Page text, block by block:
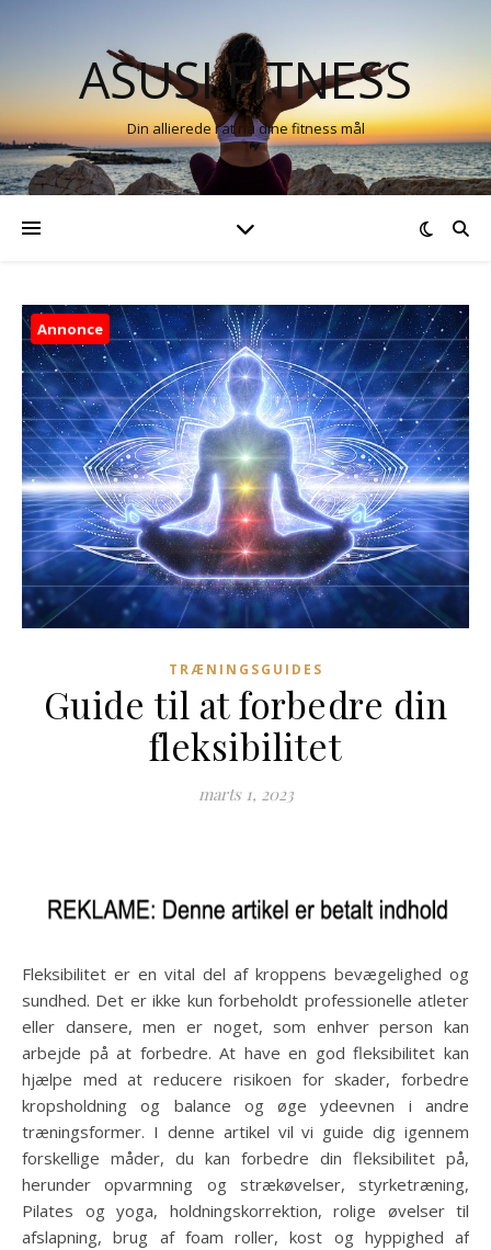
ASUSI FITNESS
Din allierede i at nå dine fitness mål
Annonce
TRÆNINGSGUIDES
Guide til at forbedre din
fleksibilitet
marts 1, 2023
Fleksibilitet er en vital del af kroppens bevægelighed og
sundhed. Det er ikke kun forbeholdt professionelle atleter
eller dansere, men er noget, som enhver person kan
arbejde på at forbedre. At have en god fleksibilitet kan
hjælpe med at reducere risikoen for skader, forbedre
kropsholdning og balance og øge ydeevnen i andre
træningsformer. I denne artikel vil vi guide dig igennem
forskellige måder, du kan forbedre din fleksibilitet på,
herunder opvarmning og strækøvelser, styrketræning,
Pilates og yoga, holdningskorrektion, rolige øvelser til
afslapning, brug af foam roller, kost og hyppighed af